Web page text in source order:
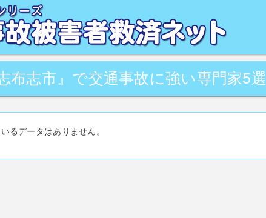
事故・事故対策に関するお悩みを、地域の専門家が解決致します。全国の
あなたの街の専門家がサポート致します。
布志市』で交通事故に強い専門家5選
るデータはありません。